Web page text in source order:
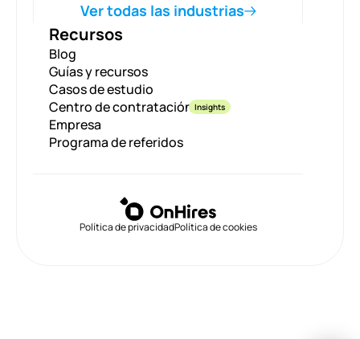
Ver todas las industrias
Recursos
Blog
Guías y recursos
Casos de estudio
Centro de contrataciónInsights
Empresa
Programa de referidos
Política de privacidadPolítica de cookies